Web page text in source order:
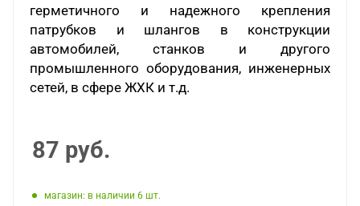
герметичного и надежного крепления
патрубков и шлангов в конструкции
автомобилей, станков и другого
промышленного оборудования, инженерных
сетей, в сфере ЖХК и т.д.
87 руб.
Магазин: в наличии 6